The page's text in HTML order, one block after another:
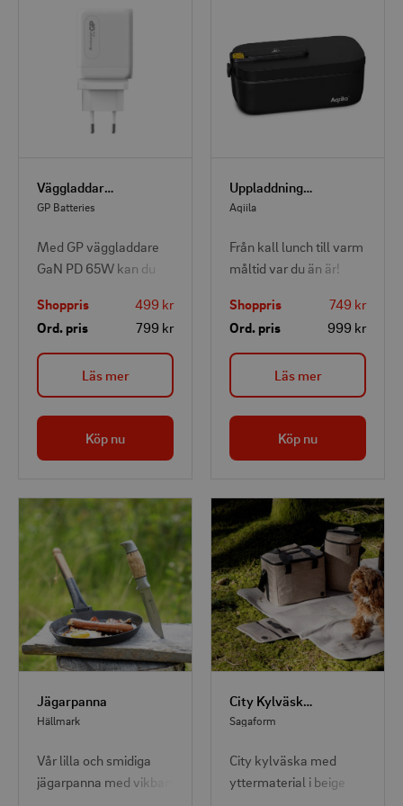
Väggladdare + reseadapter
GP Batteries
Med GP väggladdare
GaN PD 65W kan du
dator på bara cirka 1,5
timme.
Shoppris
499 kr
Ord. pris
799 kr
Läs mer
Köp nu
Uppladdningsbar Matlåda
Aqiila
Från kall lunch till varm
måltid var du än är!
med en
knapptryckning. Med
en kapacitet på 1 liter
och ett integrerat
värmesystem kan du
värma din måltid med
bara ett knapptryck –
ingen spis, ingen eld,
Shoppris
749 kr
Ord. pris
999 kr
Läs mer
Köp nu
Jägarpanna
Hällmark
Vår lilla och smidiga
jägarpanna med vikbart
City Kylväska Stor rPET Beige
Sagaform
City kylväska med
yttermaterial i beige